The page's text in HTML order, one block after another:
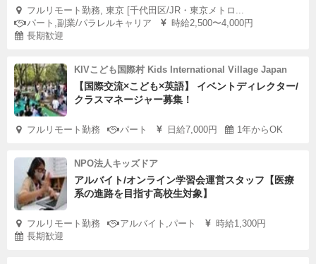
フルリモート勤務, 東京 [千代田区/JR・東京メトロ...
パート,副業/パラレルキャリア
時給2,500〜4,000円
長期歓迎
KIVこども国際村 Kids International Village Japan
【国際交流×こども×英語】 イベントディレクター/
クラスマネージャー募集！
フルリモート勤務 パート 日給7,000円 1年からOK
NPO法人キッズドア
アルバイト/オンライン学習会運営スタッフ【医療
系の進路を目指す高校生対象】
フルリモート勤務 アルバイト,パート
時給1,300円
長期歓迎